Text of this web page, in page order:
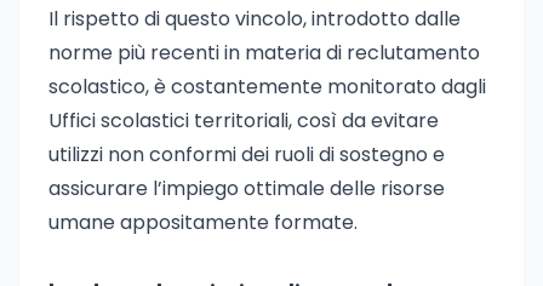
Il rispetto di questo vincolo, introdotto dalle
norme più recenti in materia di reclutamento
scolastico, è costantemente monitorato dagli
Uffici scolastici territoriali, così da evitare
utilizzi non conformi dei ruoli di sostegno e
assicurare l’impiego ottimale delle risorse
umane appositamente formate.